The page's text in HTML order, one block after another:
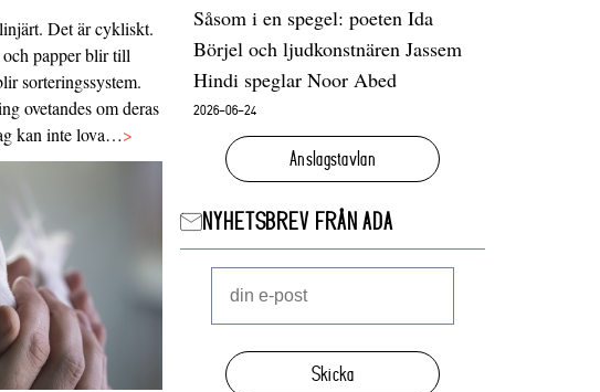
Det är cykliskt.
papper blir till
sorteringssystem.
ovetandes om deras
kan inte lova…>
Såsom i en spegel: poeten Ida
Börjel och ljudkonstnären Jassem
Hindi speglar Noor Abed
2026-06-24
Anslagstavlan
NYHETSBREV FRÅN ADA
Skicka